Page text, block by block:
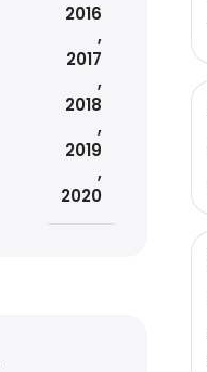
2016
,
2017
,
2018
,
2019
,
2020